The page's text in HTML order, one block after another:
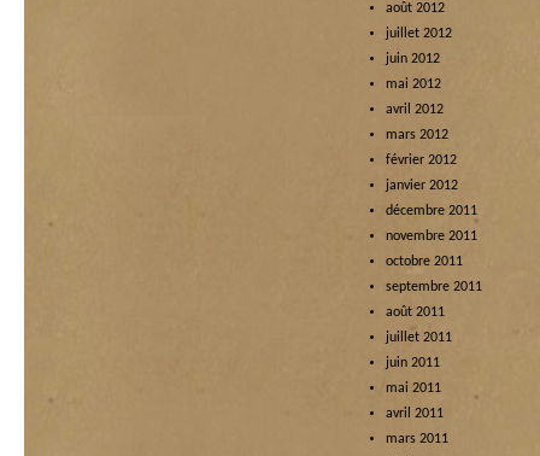
août 2012
juillet 2012
juin 2012
mai 2012
avril 2012
mars 2012
février 2012
janvier 2012
décembre 2011
novembre 2011
octobre 2011
septembre 2011
août 2011
juillet 2011
juin 2011
mai 2011
avril 2011
mars 2011